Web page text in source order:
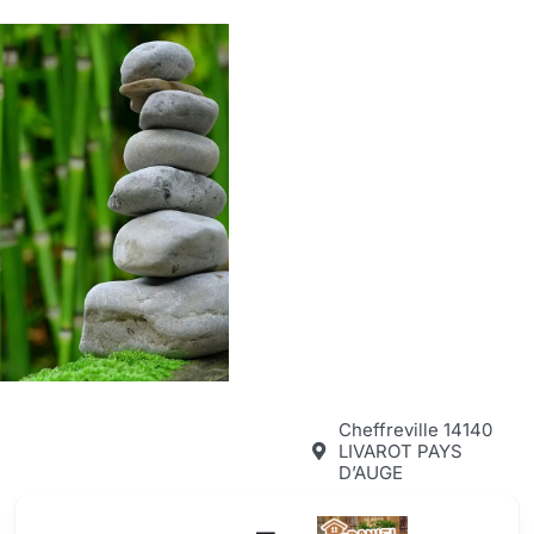
Passer
au
contenu
Cheffreville 14140
LIVAROT PAYS
D’AUGE